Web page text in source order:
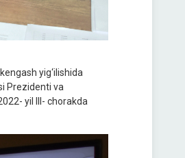
yig‘ilishida
Prezidenti va
yil III- chorakda